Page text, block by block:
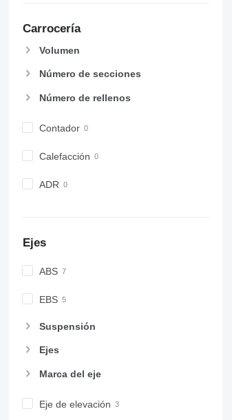
Carrocería
Volumen
Número de secciones
Número de rellenos
Contador
Calefacción
ADR
Ejes
ABS
EBS
Suspensión
Ejes
Marca del eje
Eje de elevación